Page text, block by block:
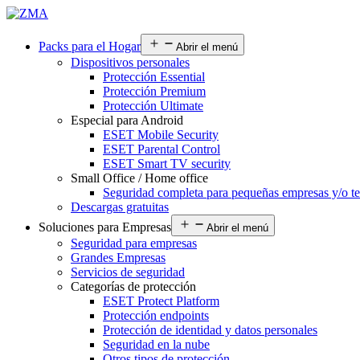
Packs para el Hogar Abrir el menú
Dispositivos personales
Protección Essential
Protección Premium
Protección Ultimate
Especial para Android
ESET Mobile Security
ESET Parental Control
ESET Smart TV security
Small Office / Home office
Seguridad completa para pequeñas empresas y/o
Descargas gratuitas
Soluciones para Empresas
Abrir el menú
Seguridad para empresas
Grandes Empresas
Servicios de seguridad
Categorías de protección
ESET Protect Platform
Protección endpoints
Protección de identidad y datos personales
Seguridad en la nube